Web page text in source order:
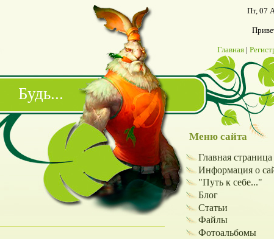
Пт, 07
Главная |
Будь...
Меню сайта
Главная страница
Информация о
"Путь к себе..."
Блог
Статьи
Файлы
Фотоальбомы